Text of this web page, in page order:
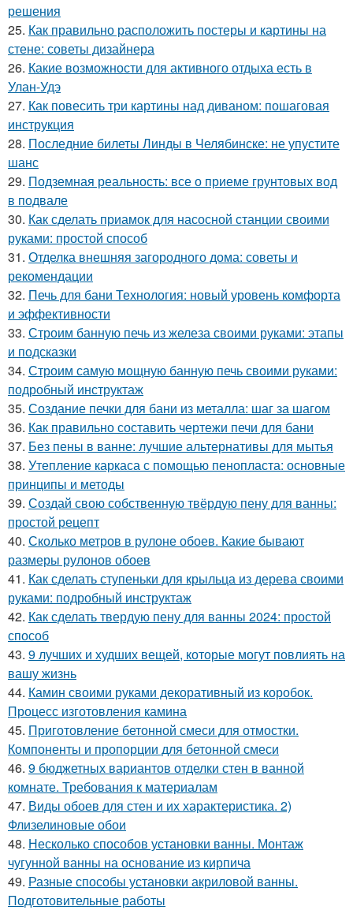
решения
25. Как правильно расположить постеры и картины на
стене: советы дизайнера
26. Какие возможности для активного отдыха есть в
Улан-Удэ
27. Как повесить три картины над диваном: пошаговая
инструкция
28. Последние билеты Линды в Челябинске: не упустите
шанс
29. Подземная реальность: все о приеме грунтовых вод
в подвале
30. Как сделать приамок для насосной станции своими
руками: простой способ
31. Отделка внешняя загородного дома: советы и
рекомендации
32. Печь для бани Технология: новый уровень комфорта
и эффективности
33. Строим банную печь из железа своими руками: этапы
и подсказки
34. Строим самую мощную банную печь своими руками:
подробный инструктаж
35. Создание печки для бани из металла: шаг за шагом
36. Как правильно составить чертежи печи для бани
37. Без пены в ванне: лучшие альтернативы для мытья
38. Утепление каркаса с помощью пенопласта: основные
принципы и методы
39. Создай свою собственную твёрдую пену для ванны:
простой рецепт
40. Сколько метров в рулоне обоев. Какие бывают
размеры рулонов обоев
41. Как сделать ступеньки для крыльца из дерева своими
руками: подробный инструктаж
42. Как сделать твердую пену для ванны 2024: простой
способ
43. 9 лучших и худших вещей, которые могут повлиять на
вашу жизнь
44. Камин своими руками декоративный из коробок.
Процесс изготовления камина
45. Приготовление бетонной смеси для отмостки.
Компоненты и пропорции для бетонной смеси
46. 9 бюджетных вариантов отделки стен в ванной
комнате. Требования к материалам
47. Виды обоев для стен и их характеристика. 2)
Флизелиновые обои
48. Несколько способов установки ванны. Монтаж
чугунной ванны на основание из кирпича
49. Разные способы установки акриловой ванны.
Подготовительные работы